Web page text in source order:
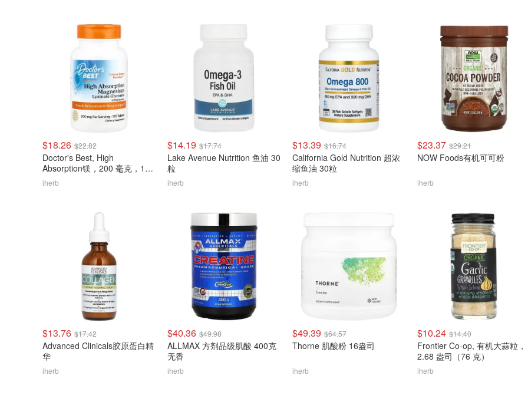
$18.26 $22.82
Doctor's Best, High
Absorption镁，200 毫克，120
片（100 毫克每片）
iherb
$14.19 $17.74
Lake Avenue Nutrition 鱼油 30
粒
iherb
$13.39 $16.74
California Gold Nutrition 超浓
缩鱼油 30粒
iherb
$23.37 $29.21
NOW Foods有机可可粉
iherb
$13.76 $17.42
Advanced Clinicals胶原蛋白精
华
iherb
$40.36 $49.98
ALLMAX 方剂品级肌酸 400克
无香
iherb
$49.39 $64.57
Thorne 肌酸粉 16盎司
iherb
$10.24 $14.40
Frontier Co-op, 有机大蒜粒，
2.68 盎司（76 克）
iherb